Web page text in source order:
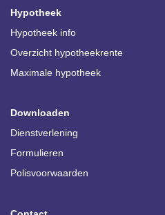
Hypotheek
Hypotheek info
Overzicht hypotheekrente
Maximale hypotheek
Downloaden
Dienstverlening
Formulieren
Polisvoorwaarden